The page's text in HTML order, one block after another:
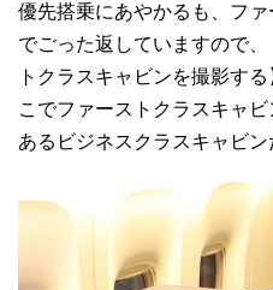
優先搭乗にあやかるも、フ
でごった返していますので
トクラスキャビンを撮影する
こでファーストクラスキャ
あるビジネスクラスキャビン